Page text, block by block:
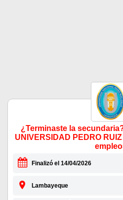
¿Terminaste la
UNIVERSIDAD PEDRO
Finalizó el 14/04/2026
Lambayeque